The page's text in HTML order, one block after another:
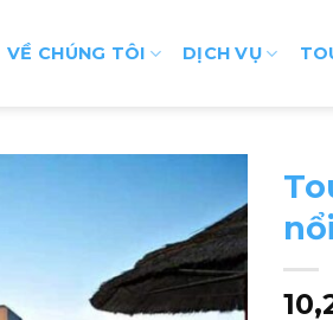
VỀ CHÚNG TÔI DỊCH VỤ